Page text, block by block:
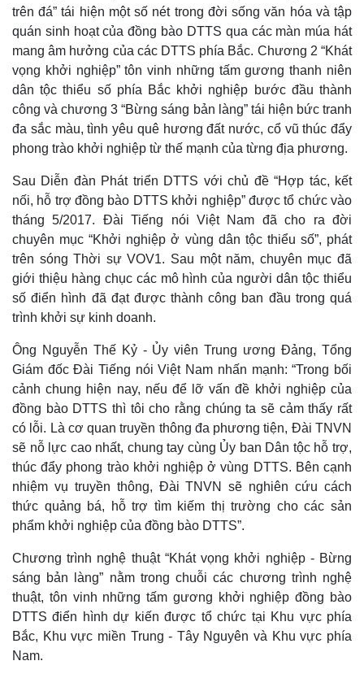
Thế giới
Quan sát
Cuộc sống đó đây
Multimedia
Video
Infographic
trên đá” tái hiện một số nét trong đời sống văn hóa và tập
quán sinh hoạt của đồng bào DTTS qua các màn múa hát
mang âm hưởng của các DTTS phía Bắc. Chương 2 “Khát
vọng khởi nghiệp” tôn vinh những tấm gương thanh niên
dân tộc thiểu số phía Bắc khởi nghiệp bước đầu thành
công và chương 3 “Bừng sáng bản làng” tái hiện bức tranh
đa sắc màu, tình yêu quê hương đất nước, cổ vũ thúc đẩy
phong trào khởi nghiệp từ thế mạnh của từng địa phương.
Sau Diễn đàn Phát triển DTTS với chủ đề “Hợp tác, kết
nối, hỗ trợ đồng bào DTTS khởi nghiệp” được tổ chức vào
tháng 5/2017. Đài Tiếng nói Việt Nam đã cho ra đời
chuyên mục “Khởi nghiệp ở vùng dân tộc thiểu số”, phát
trên sóng Thời sự VOV1. Sau một năm, chuyên mục đã
giới thiệu hàng chục các mô hình của người dân tộc thiểu
số điển hình đã đạt được thành công ban đầu trong quá
trình khởi sự kinh doanh.
Ông Nguyễn Thế Kỷ - Ủy viên Trung ương Đảng, Tổng
Giám đốc Đài Tiếng nói Việt Nam nhấn mạnh: “Trong bối
cảnh chung hiện nay, nếu để lỡ vấn đề khởi nghiệp của
đồng bào DTTS thì tôi cho rằng chúng ta sẽ cảm thấy rất
có lỗi. Là cơ quan truyền thông đa phương tiện, Đài TNVN
sẽ nỗ lực cao nhất, chung tay cùng Ủy ban Dân tộc hỗ trợ,
thúc đẩy phong trào khởi nghiệp ở vùng DTTS. Bên cạnh
nhiệm vụ truyền thông, Đài TNVN sẽ nghiên cứu cách
thức quảng bá, hỗ trợ tìm kiếm thị trường cho các sản
phẩm khởi nghiệp của đồng bào DTTS”.
Chương trình nghệ thuật “Khát vọng khởi nghiệp - Bừng
sáng bản làng” nằm trong chuỗi các chương trình nghệ
thuật, tôn vinh những tấm gương khởi nghiệp đồng bào
DTTS điển hình dự kiến được tổ chức tại Khu vực phía
Bắc, Khu vực miền Trung - Tây Nguyên và Khu vực phía
Nam.